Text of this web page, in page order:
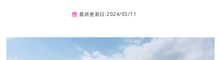
最終更新日:2024/05/11